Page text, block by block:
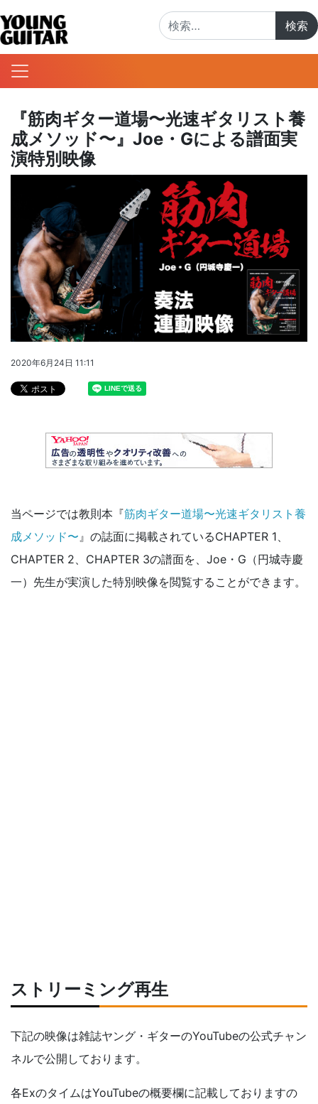
『筋肉ギター道場〜光速ギタリスト養
成メソッド〜』Joe・Gによる譜面実
演特別映像
2020年6月24日 11:11
当ページでは教則本『筋肉ギター道場〜光速ギタリスト養
成メソッド〜』の誌面に掲載されているCHAPTER 1、
CHAPTER 2、CHAPTER 3の譜面を、Joe・G（円城寺慶
一）先生が実演した特別映像を閲覧することができます。
ストリーミング再生
下記の映像は雑誌ヤング・ギターのYouTubeの公式チャン
ネルで公開しております。
各ExのタイムはYouTubeの概要欄に記載しておりますの